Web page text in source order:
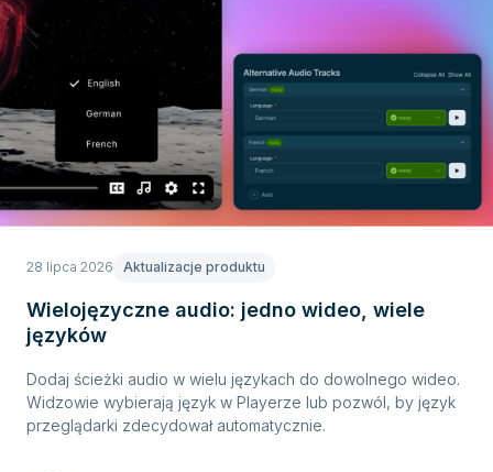
28 lipca 2026 Aktualizacje produktu
Wielojęzyczne audio: jedno wideo, wiele
języków
Dodaj ścieżki audio w wielu językach do dowolnego wideo.
Widzowie wybierają język w Playerze lub pozwól, by język
przeglądarki zdecydował automatycznie.